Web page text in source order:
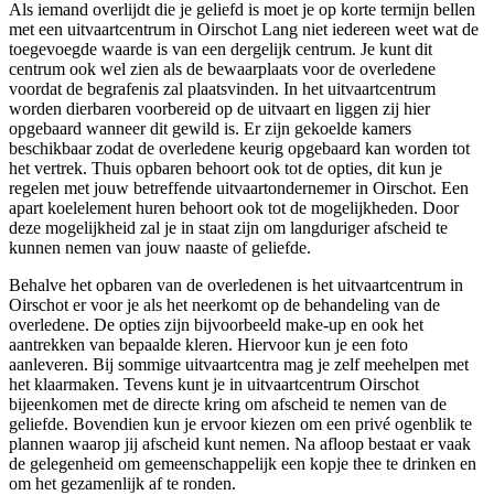
Als iemand overlijdt die je geliefd is moet je op korte termijn bellen
met een uitvaartcentrum in Oirschot Lang niet iedereen weet wat de
toegevoegde waarde is van een dergelijk centrum. Je kunt dit
centrum ook wel zien als de bewaarplaats voor de overledene
voordat de begrafenis zal plaatsvinden. In het uitvaartcentrum
worden dierbaren voorbereid op de uitvaart en liggen zij hier
opgebaard wanneer dit gewild is. Er zijn gekoelde kamers
beschikbaar zodat de overledene keurig opgebaard kan worden tot
het vertrek. Thuis opbaren behoort ook tot de opties, dit kun je
regelen met jouw betreffende uitvaartondernemer in Oirschot. Een
apart koelelement huren behoort ook tot de mogelijkheden. Door
deze mogelijkheid zal je in staat zijn om langduriger afscheid te
kunnen nemen van jouw naaste of geliefde.
Behalve het opbaren van de overledenen is het uitvaartcentrum in
Oirschot er voor je als het neerkomt op de behandeling van de
overledene. De opties zijn bijvoorbeeld make-up en ook het
aantrekken van bepaalde kleren. Hiervoor kun je een foto
aanleveren. Bij sommige uitvaartcentra mag je zelf meehelpen met
het klaarmaken. Tevens kunt je in uitvaartcentrum Oirschot
bijeenkomen met de directe kring om afscheid te nemen van de
geliefde. Bovendien kun je ervoor kiezen om een privé ogenblik te
plannen waarop jij afscheid kunt nemen. Na afloop bestaat er vaak
de gelegenheid om gemeenschappelijk een kopje thee te drinken en
om het gezamenlijk af te ronden.